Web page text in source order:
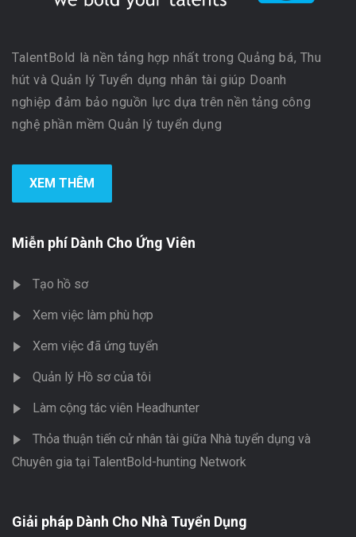
TalentBold là nền tảng hợp nhất trong Quảng bá, Thu
hút và Quản lý Tuyển dụng nhân tài giúp Doanh
nghiệp đảm bảo nguồn lực dựa trên nền tảng công
nghệ phần mềm Quản lý tuyển dụng
XEM THÊM
Miễn phí Dành Cho Ứng Viên
Tạo hồ sơ
Xem việc làm phù hợp
Xem việc đã ứng tuyển
Quản lý Hồ sơ của tôi
Làm cộng tác viên Headhunter
Thỏa thuận tiến cử nhân tài giữa Nhà tuyển dụng và
Chuyên gia tại TalentBold-hunting Network
Giải pháp Dành Cho Nhà Tuyển Dụng